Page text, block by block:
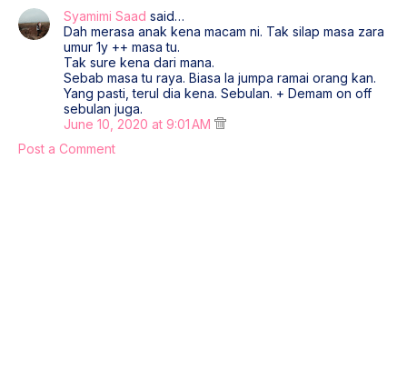
Syamimi Saad said…
Dah merasa anak kena macam ni. Tak silap masa zara
umur 1y ++ masa tu.
Tak sure kena dari mana.
Sebab masa tu raya. Biasa la jumpa ramai orang kan.
Yang pasti, terul dia kena. Sebulan. + Demam on off
sebulan juga.
June 10, 2020 at 9:01 AM
Post a Comment